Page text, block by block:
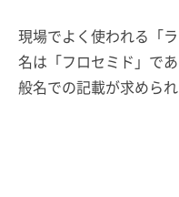
現場でよく使われる「
名は「フロセミド」で
般名での記載が求めら